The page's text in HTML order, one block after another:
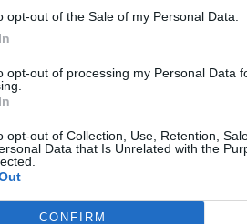
opt-out of the Sale of my Personal Data.
opt-out of processing my Personal Data
opt-out of Collection, Use, Retention,
Data that Is Unrelated with the
CONFIRM
exigeants. La décision finale
vente à partir du vendredi 29